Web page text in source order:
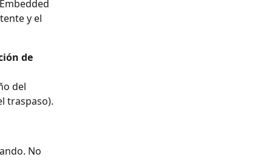
y el
de
del
traspaso).
No